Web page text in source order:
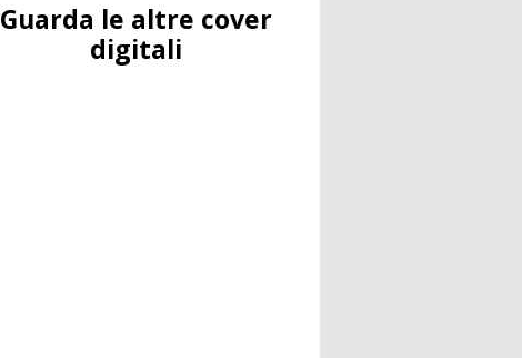
Guarda le altre cover
digitali